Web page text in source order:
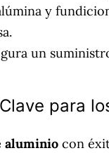
y
un
para
aluminio con